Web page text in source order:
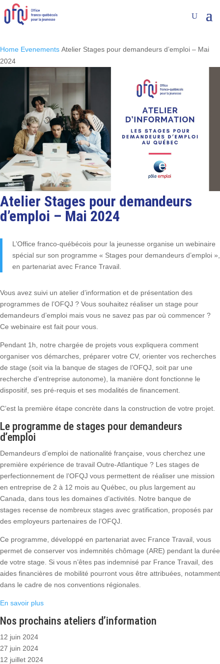
Home Evenements Atelier Stages pour demandeurs d’emploi – Mai
2024
Atelier Stages pour demandeurs
d’emploi – Mai 2024
L’Office franco-québécois pour la jeunesse organise un webinaire
spécial sur son programme « Stages pour demandeurs d’emploi »,
en partenariat avec France Travail.
Vous avez suivi un atelier d’information et de présentation des
programmes de l’OFQJ ? Vous souhaitez réaliser un stage pour
demandeurs d’emploi mais vous ne savez pas par où commencer ?
Ce webinaire est fait pour vous.
Pendant 1h, notre chargée de projets vous expliquera comment
organiser vos démarches, préparer votre CV, orienter vos recherches
de stage (soit via la banque de stages de l’OFQJ, soit par une
recherche d’entreprise autonome), la manière dont fonctionne le
dispositif, ses pré-requis et ses modalités de financement.
C’est la première étape concrète dans la construction de votre projet.
Le programme de stages pour demandeurs
d’emploi
Demandeurs d’emploi de nationalité française, vous cherchez une
première expérience de travail Outre-Atlantique ? Les stages de
perfectionnement de l’OFQJ vous permettent de réaliser une mission
en entreprise de 2 à 12 mois au Québec, ou plus largement au
Canada, dans tous les domaines d’activités. Notre banque de
stages recense de nombreux stages avec gratification, proposés par
des employeurs partenaires de l’OFQJ.
Ce programme, développé en partenariat avec France Travail, vous
permet de conserver vos indemnités chômage (ARE) pendant la durée
de votre stage. Si vous n’êtes pas indemnisé par France Travail, des
aides financières de mobilité pourront vous être attribuées, notamment
dans le cadre de nos conventions régionales.
En savoir plus
Nos prochains ateliers d’information
12 juin 2024
27 juin 2024
12 juillet 2024